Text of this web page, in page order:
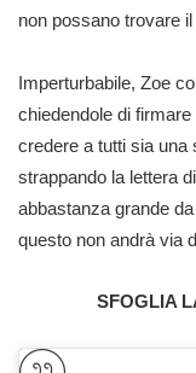
non possano trovare
Imperturbabile, Zoe
chiedendole di
credere a tutti sia
strappando la lettera
abbastanza grande
questo non andrà via
SFOGLIA